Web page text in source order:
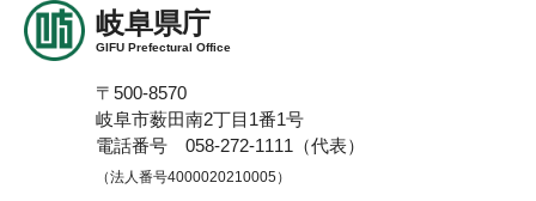
岐阜県庁
GIFU Prefectural Office
〒500-8570
岐阜市薮田南2丁目1番1号
電話番号 058-272-1111（代表）
（法人番号4000020210005）